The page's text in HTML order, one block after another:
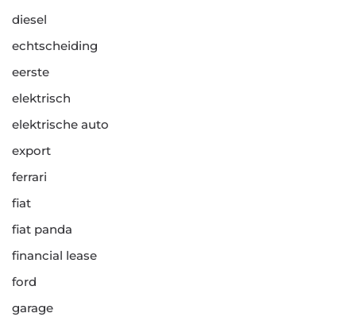
diesel
echtscheiding
eerste
elektrisch
elektrische auto
export
ferrari
fiat
fiat panda
financial lease
ford
garage